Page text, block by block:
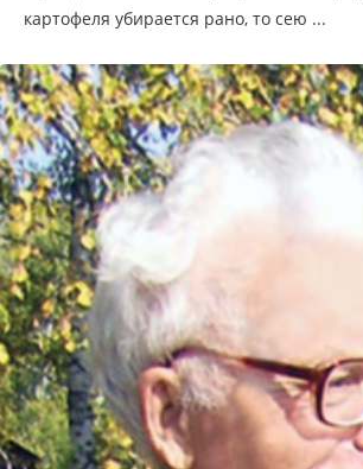
картофеля убирается рано, то сею ...